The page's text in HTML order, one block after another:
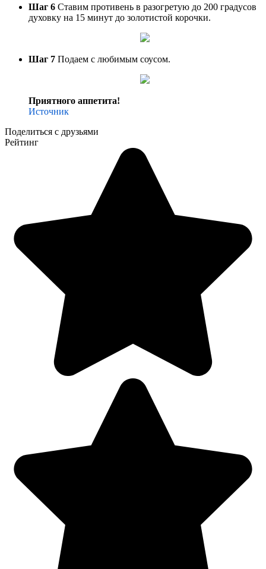
Шаг 6 Ставим противень в разогретую до 200 градусов
духовку на 15 минут до золотистой корочки.
Шаг 7 Подаем с любимым соусом.
Приятного аппетита!
Источник
Поделиться с друзьями
Рейтинг